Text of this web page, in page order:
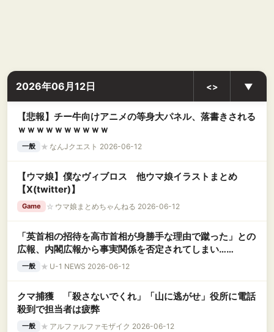
2026年06月12日 <> ▼
【悲報】チー牛向けアニメの等身大パネル、落書きされる
ｗｗｗｗｗｗｗｗｗｗ
一般 ★ なんJクエスト 2026-06-12
【ウマ娘】僕なヴィブロス 他ウマ娘イラストまとめ
【X(twitter)】
Game ☆ ウマ娘まとめちゃんねる 2026-06-12
「英首相の招待を高市首相が身勝手な理由で蹴った」との
広報、内閣広報から事実関係を否定されてしまい……
一般 ★ U-1 NEWS 2026-06-12
クマ捕獲 「殺さないでくれ」「山に逃がせ」役所に電話
殺到で担当者は疲弊
一般 ★ アルファルファモザイク 2026-06-12